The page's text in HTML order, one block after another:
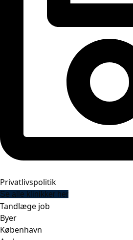
Privatlivspolitik
Se alle klinikker her
Tandlæge job
Byer
København